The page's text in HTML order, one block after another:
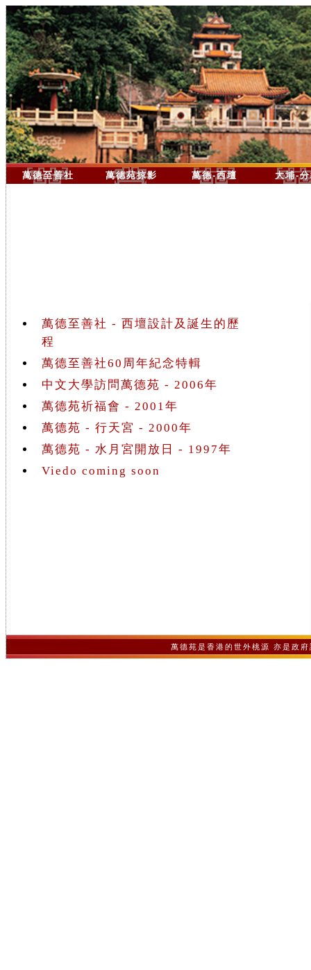
萬德至善社 萬德苑掠影 萬德-西壇 大埔-
萬德至善社 - 西壇設計及誕生的歷
程
萬德至善社60周年紀念特輯
中文大學訪問萬德苑 - 2006年
萬德苑祈福會 - 2001年
萬德苑 - 行天宮 - 2000年
萬德苑 - 水月宮開放日 - 1997年
Viedo coming soon
萬德苑是香港的世外桃源 亦是